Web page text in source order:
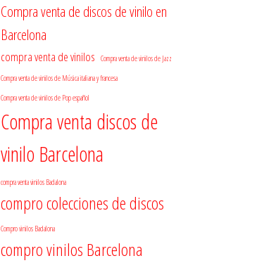
Compra venta de discos de vinilo en
Barcelona
compra venta de vinilos
Compra venta de vinilos de Jazz
Compra venta de vinilos de Música italiana y francesa
Compra venta de vinilos de Pop español
Compra venta discos de
vinilo Barcelona
compra venta vinilos Badalona
compro colecciones de discos
Compro vinilos Badalona
compro vinilos Barcelona